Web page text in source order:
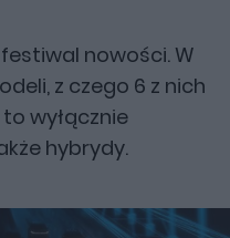
nowości. W
z czego 6 z nich
wyłącznie
hybrydy.